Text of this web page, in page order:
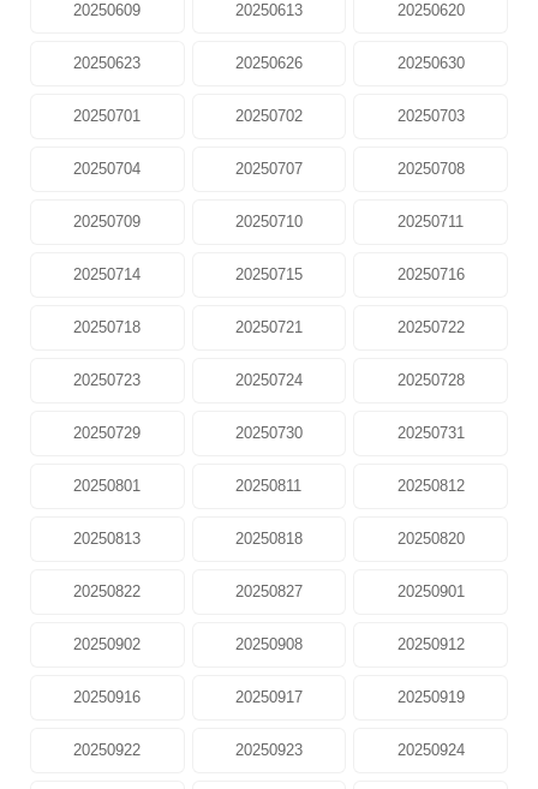
20250609 20250613 20250620
20250623 20250626 20250630
20250701 20250702 20250703
20250704 20250707 20250708
20250709 20250710 20250711
20250714 20250715 20250716
20250718 20250721 20250722
20250723 20250724 20250728
20250729 20250730 20250731
20250801 20250811 20250812
20250813 20250818 20250820
20250822 20250827 20250901
20250902 20250908 20250912
20250916 20250917 20250919
20250922 20250923 20250924